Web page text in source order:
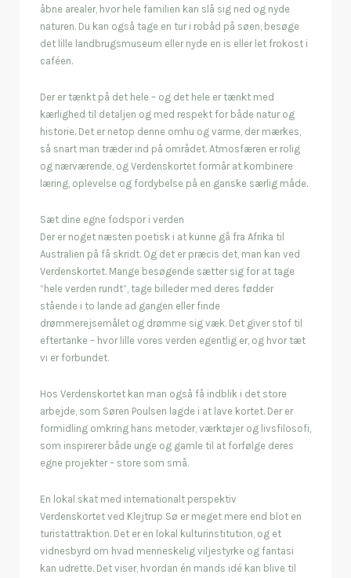
åbne arealer, hvor hele familien kan slå sig ned og nyde
naturen. Du kan også tage en tur i robåd på søen, besøge
det lille landbrugsmuseum eller nyde en is eller let frokost i
caféen.
Der er tænkt på det hele – og det hele er tænkt med
kærlighed til detaljen og med respekt for både natur og
historie. Det er netop denne omhu og varme, der mærkes,
så snart man træder ind på området. Atmosfæren er rolig
og nærværende, og Verdenskortet formår at kombinere
læring, oplevelse og fordybelse på en ganske særlig måde.
Sæt dine egne fodspor i verden
Der er noget næsten poetisk i at kunne gå fra Afrika til
Australien på få skridt. Og det er præcis det, man kan ved
Verdenskortet. Mange besøgende sætter sig for at tage
“hele verden rundt”, tage billeder med deres fødder
stående i to lande ad gangen eller finde
drømmerejsemålet og drømme sig væk. Det giver stof til
eftertanke – hvor lille vores verden egentlig er, og hvor tæt
vi er forbundet.
Hos Verdenskortet kan man også få indblik i det store
arbejde, som Søren Poulsen lagde i at lave kortet. Der er
formidling omkring hans metoder, værktøjer og livsfilosofi,
som inspirerer både unge og gamle til at forfølge deres
egne projekter – store som små.
En lokal skat med internationalt perspektiv
Verdenskortet ved Klejtrup Sø er meget mere end blot en
turistattraktion. Det er en lokal kulturinstitution, og et
vidnesbyrd om hvad menneskelig viljestyrke og fantasi
kan udrette. Det viser, hvordan én mands idé kan blive til